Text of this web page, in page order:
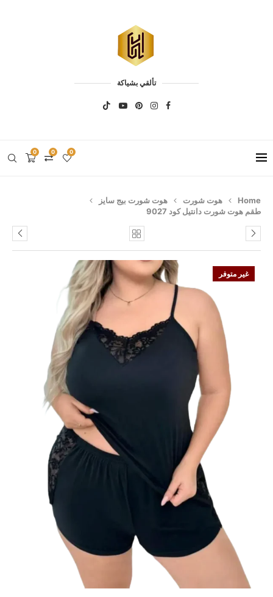
تألقي بشياكة
0 0 0
Home هوت شورت
هوت شورت بيج سايز
طقم هوت شورت دانتيل كود 9027
غير متوفر